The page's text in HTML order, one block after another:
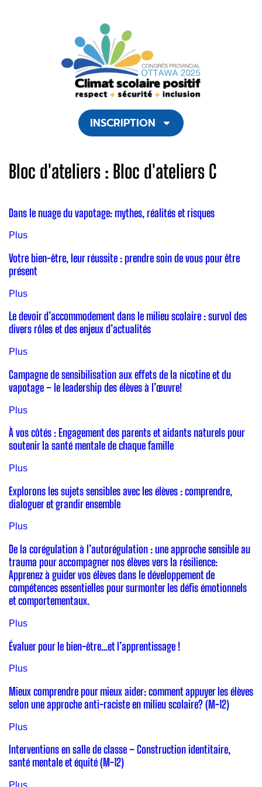
INSCRIPTION
Bloc d'ateliers : Bloc d'ateliers C
Dans le nuage du vapotage: mythes, réalités et risques
Plus
Votre bien-être, leur réussite : prendre soin de vous pour être
présent
Plus
Le devoir d’accommodement dans le milieu scolaire : survol des
divers rôles et des enjeux d’actualités
Plus
Campagne de sensibilisation aux effets de la nicotine et du
vapotage – le leadership des élèves à l’œuvre!
Plus
À vos côtés : Engagement des parents et aidants naturels pour
soutenir la santé mentale de chaque famille
Plus
Explorons les sujets sensibles avec les élèves : comprendre,
dialoguer et grandir ensemble
Plus
De la corégulation à l’autorégulation : une approche sensible au
trauma pour accompagner nos élèves vers la résilience:
Apprenez à guider vos élèves dans le développement de
compétences essentielles pour surmonter les défis émotionnels
et comportementaux.
Plus
Évaluer pour le bien-être…et l’apprentissage !
Plus
Mieux comprendre pour mieux aider: comment appuyer les élèves
selon une approche anti-raciste en milieu scolaire? (M-12)
Plus
Interventions en salle de classe – Construction identitaire,
santé mentale et équité (M-12)